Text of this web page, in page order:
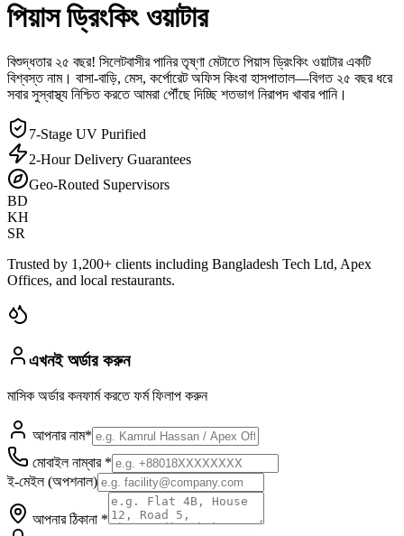
পিয়াস ড্রিংকিং ওয়াটার
বিশুদ্ধতার ২৫ বছর! সিলেটবাসীর পানির তৃষ্ণা মেটাতে পিয়াস ড্রিংকিং ওয়াটার একটি
বিশ্বস্ত নাম। বাসা-বাড়ি, মেস, কর্পোরেট অফিস কিংবা হাসপাতাল—বিগত ২৫ বছর ধরে
সবার সুস্বাস্থ্য নিশ্চিত করতে আমরা পৌঁছে দিচ্ছি শতভাগ নিরাপদ খাবার পানি।
7-Stage UV Purified
2-Hour Delivery Guarantees
Geo-Routed Supervisors
BD
KH
SR
Trusted by 1,200+ clients including Bangladesh Tech Ltd, Apex
Offices, and local restaurants.
এখনই অর্ডার করুন
মাসিক অর্ডার কনফার্ম করতে ফর্ম ফিলাপ করুন
আপনার নাম*
মোবাইল নাম্বার *
ই-মেইল (অপশনাল)
আপনার ঠিকানা *